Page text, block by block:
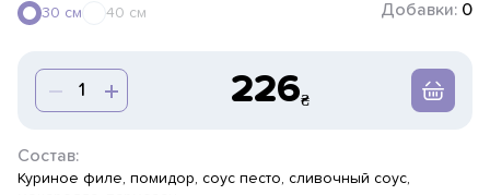
30 см 40 см Добавки: 0
226
Состав:
Куриное филе, помидор, соус песто, сливочный соус,